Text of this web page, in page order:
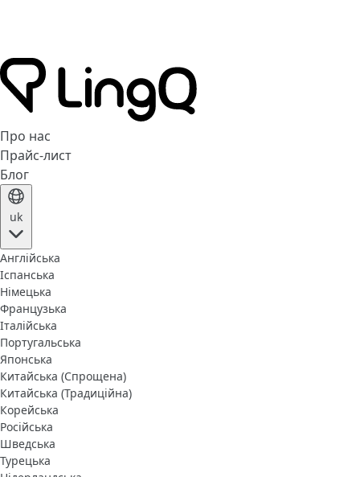
Про нас
Прайс-лист
Блог
uk
Англійська
Іспанська
Німецька
Французька
Італійська
Португальська
Японська
Китайська (Спрощена)
Китайська (Традиційна)
Корейська
Російська
Шведська
Турецька